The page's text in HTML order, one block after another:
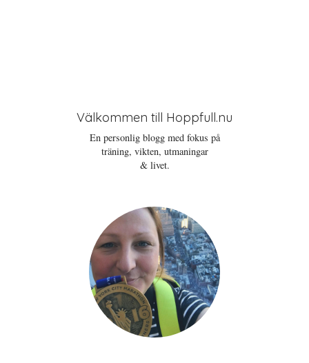
Välkommen till Hoppfull.nu
En personlig blogg med fokus på
träning, vikten, utmaningar
& livet.